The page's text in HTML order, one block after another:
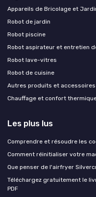
Appareils de Bricolage et
Robot de jardin
Robot piscine
Robot aspirateur et entretien
Robot lave-vitres
Robot de cuisine
Autres produits et accessoires
Chauffage et confort
Les plus lus
Comprendre et résoudre les
Comment réinitialiser votre
Que penser de l'airfryer
Téléchargez gratuitement le
PDF